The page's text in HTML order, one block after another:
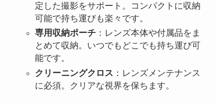
定した撮影をサポート。コンパクトに収納
可能で持ち運びも楽々です。
専用収納ポーチ：レンズ本体や付属品をま
とめて収納。いつでもどこでも持ち運び可
能です。
クリーニングクロス ：レンズメンテナンス
に必須。クリアな視界を保ちます。